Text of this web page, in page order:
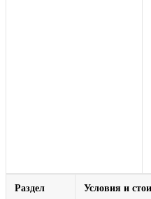
Раздел Условия и